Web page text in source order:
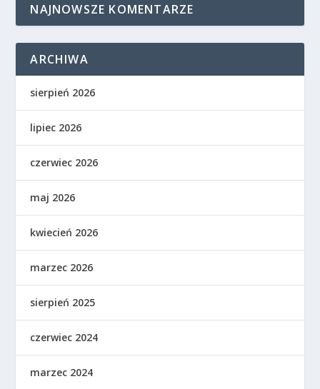
NAJNOWSZE KOMENTARZE
ARCHIWA
sierpień 2026
lipiec 2026
czerwiec 2026
maj 2026
kwiecień 2026
marzec 2026
sierpień 2025
czerwiec 2024
marzec 2024